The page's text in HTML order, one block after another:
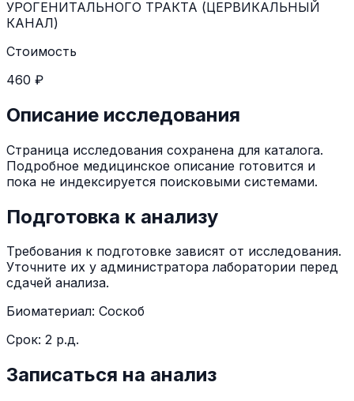
УРОГЕНИТАЛЬНОГО ТРАКТА (ЦЕРВИКАЛЬНЫЙ
КАНАЛ)
Стоимость
460 ₽
Описание исследования
Страница исследования сохранена для каталога.
Подробное медицинское описание готовится и
пока не индексируется поисковыми системами.
Подготовка к анализу
Требования к подготовке зависят от исследования.
Уточните их у администратора лаборатории перед
сдачей анализа.
Биоматериал: Соскоб
Срок: 2 р.д.
Записаться на анализ